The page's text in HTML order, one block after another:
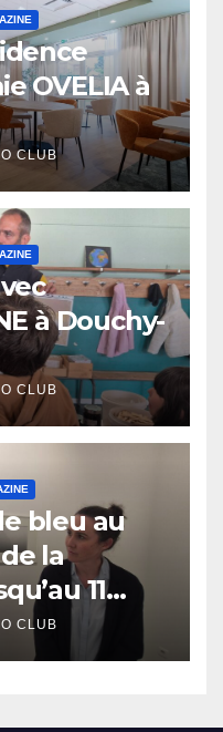
OVELIA à
CLUB
à Douchy-
CLUB
bleu au
la
11
CLUB